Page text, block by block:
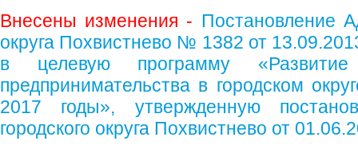
Внесены изменения - Постановление
округа Похвистнево № 1382 от
в целевую программу
предпринимательства в городском
2017 годы», утвержденную
городского округа Похвистнево от